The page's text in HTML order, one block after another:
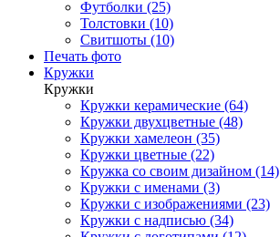
Футболки (25)
Толстовки (10)
Свитшоты (10)
Печать фото
Кружки
Кружки
Кружки керамические (64)
Кружки двухцветные (48)
Кружки хамелеон (35)
Кружки цветные (22)
Кружка со своим дизайном (14)
Кружки с именами (3)
Кружки с изображениями (23)
Кружки с надписью (34)